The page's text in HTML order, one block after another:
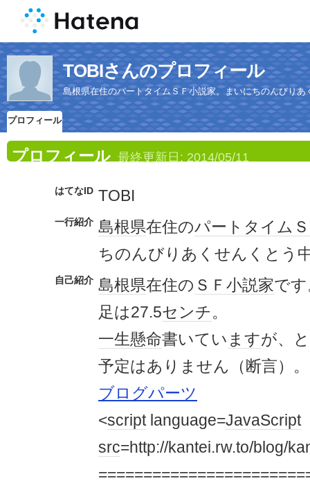
TOBIさんのプロフィール
島根県在住のパートタイムＳＦ小説家。まいにちのんびりあ
プロフィール
プロフィール 最終更新日: 2014/05/11
はてなID TOBI
一行紹介 島根県在住のパート タイム
ちのんびりあくせんくとう
自己紹介 島根県在住の ＳＦ 小説家で
足は27.5センチ。
一生懸命書いてい ますが、
予定はありません（断言）。
ブログパーツ
<scriptlanguage=JavaScript
src=http://kantei.rw.to/blog/